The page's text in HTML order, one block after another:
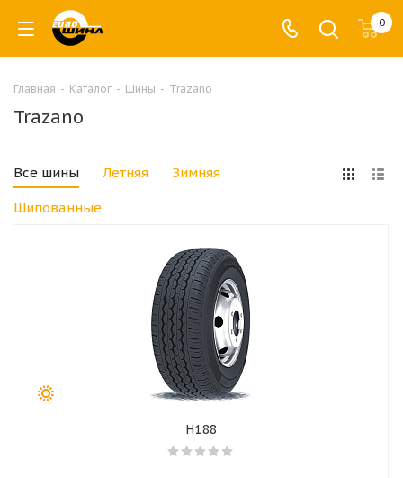
0
Главная - Каталог - Шины - Trazano
Trazano
Все шины Летняя Зимняя
Шипованные
H188